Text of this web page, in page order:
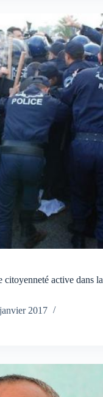
active dans la
2017